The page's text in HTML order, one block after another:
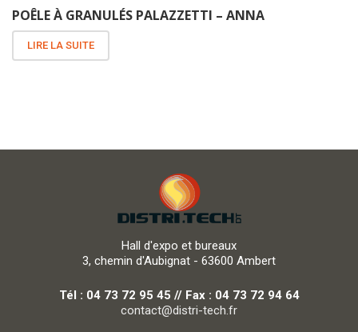
POÊLE À GRANULÉS PALAZZETTI – ANNA
LIRE LA SUITE
Hall d'expo et bureaux
3, chemin d'Aubignat - 63600 Ambert
Tél : 04 73 72 95 45 // Fax : 04 73 72 94 64
contact@distri-tech.fr